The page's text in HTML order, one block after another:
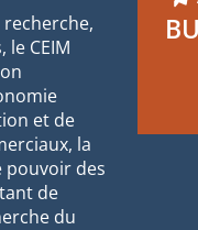
le CEIM
et de
la
pouvoir des
de
du